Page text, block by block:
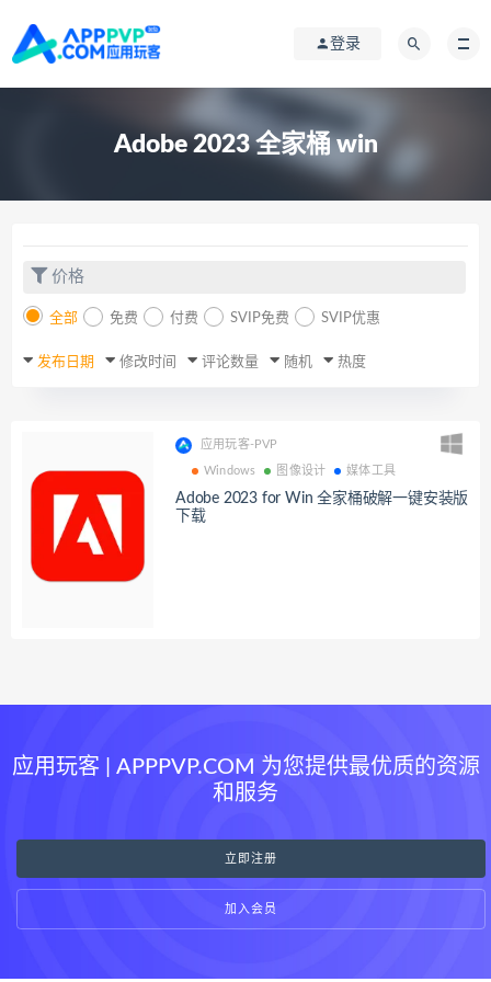
登录
Adobe 2023 全家桶 win
价格
全部 免费 付费 SVIP免费 SVIP优惠
发布日期 修改时间 评论数量 随机 热度
应用玩客-PVP
Windows 图像设计 媒体工具
Adobe 2023 for Win 全家桶破解一键安装版
下载
应用玩客 | APPPVP.COM 为您提供最优质的资源
和服务
立即注册
加入会员